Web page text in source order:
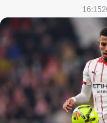
16:15